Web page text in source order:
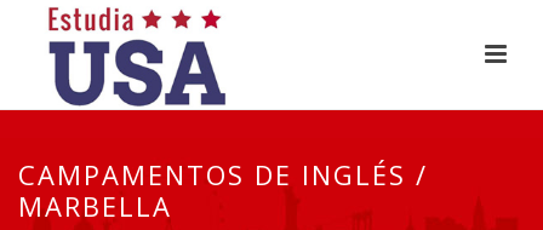
CAMPAMENTOS DE INGLÉS /
MARBELLA